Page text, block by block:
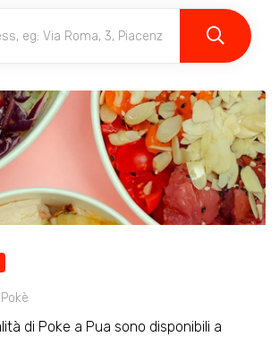
Pokè
di Poke a Pua sono disponibili a